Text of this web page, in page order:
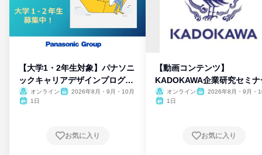
【大学1・2年生対象】パナソニ
ックキャリアデザインプログラ
ム
オンライン
2026年8月・9月・10月
1日
お気に入り
【動画コンテンツ】
KADOKAWA企業研究セミナ
オンライン
2026年8月・9月・
1日
お気に入り